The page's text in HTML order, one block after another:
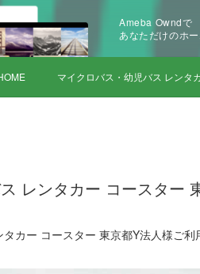
Ameba Owndで
あなただけのホ
マイクロバス・幼児バス レンタ
レンタカー コースター
カー コースター 東京都Y法人様ご